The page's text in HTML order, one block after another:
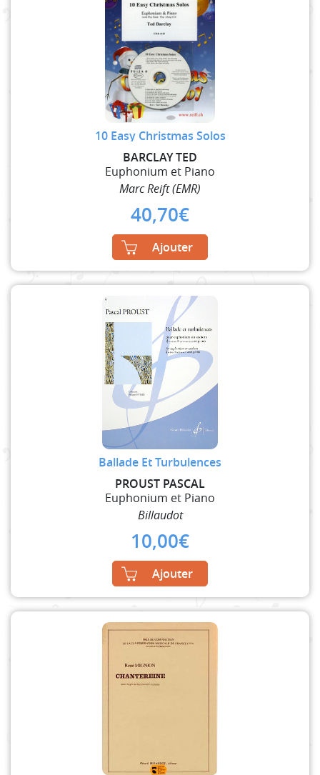
10 Easy Christmas Solos
BARCLAY TED
Euphonium et Piano
Marc Reift (EMR)
40,70€
Ajouter
Ballade Et Turbulences
PROUST PASCAL
Euphonium et Piano
Billaudot
10,00€
Ajouter